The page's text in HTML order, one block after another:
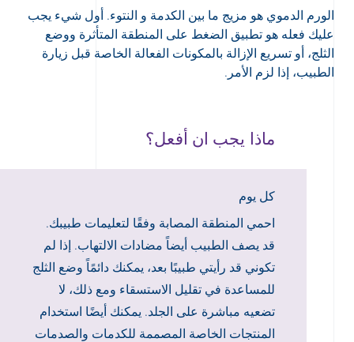
الورم الدموي هو مزيج ما بين الكدمة و النتوء. أول شيء يجب
عليك فعله هو تطبيق الضغط على المنطقة المتأثرة ووضع
الثلج، أو تسريع الإزالة بالمكونات الفعالة الخاصة قبل زيارة
الطبيب، إذا لزم الأمر.
ماذا يجب ان أفعل؟
كل يوم
احمي المنطقة المصابة وفقًا لتعليمات طبيبك.
قد يصف الطبيب أيضاً مضادات الالتهاب. إذا لم
تكوني قد رأيتي طبيبًا بعد، يمكنك دائمًاً وضع الثلج
للمساعدة في تقليل الاستسقاء ومع ذلك، لا
تضعيه مباشرة على الجلد. يمكنك أيضًا استخدام
المنتجات الخاصة المصممة للكدمات والصدمات